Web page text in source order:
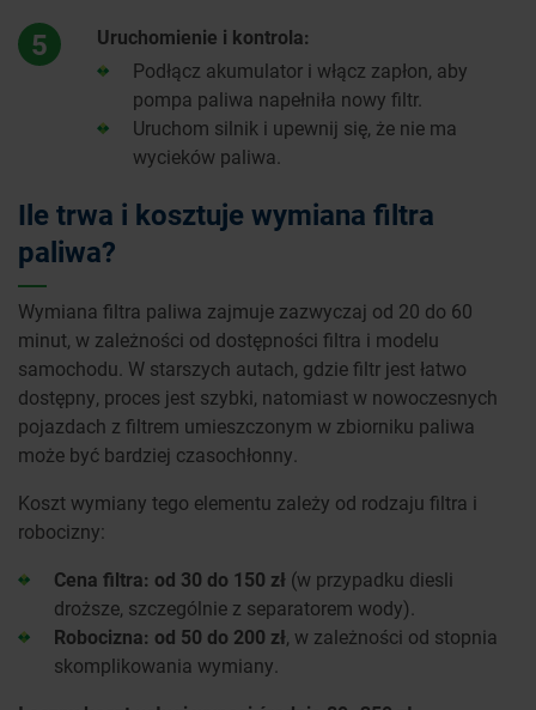
5
Uruchomienie i kontrola:
Podłącz akumulator i włącz zapłon, aby
pompa paliwa napełniła nowy filtr.
Uruchom silnik i upewnij się, że nie ma
wycieków paliwa.
Ile trwa i kosztuje wymiana filtra
paliwa?
Wymiana filtra paliwa zajmuje zazwyczaj od 20 do 60
minut, w zależności od dostępności filtra i modelu
samochodu. W starszych autach, gdzie filtr jest łatwo
dostępny, proces jest szybki, natomiast w nowoczesnych
pojazdach z filtrem umieszczonym w zbiorniku paliwa
może być bardziej czasochłonny.
Koszt wymiany tego elementu zależy od rodzaju filtra i
robocizny:
Cena filtra: od 30 do 150 zł (w przypadku diesli
droższe, szczególnie z separatorem wody).
Robocizna: od 50 do 200 zł, w zależności od stopnia
skomplikowania wymiany.